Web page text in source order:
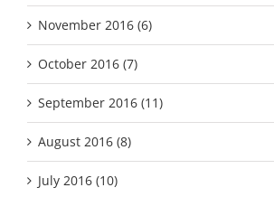
November 2016 (6)
October 2016 (7)
September 2016 (11)
August 2016 (8)
July 2016 (10)